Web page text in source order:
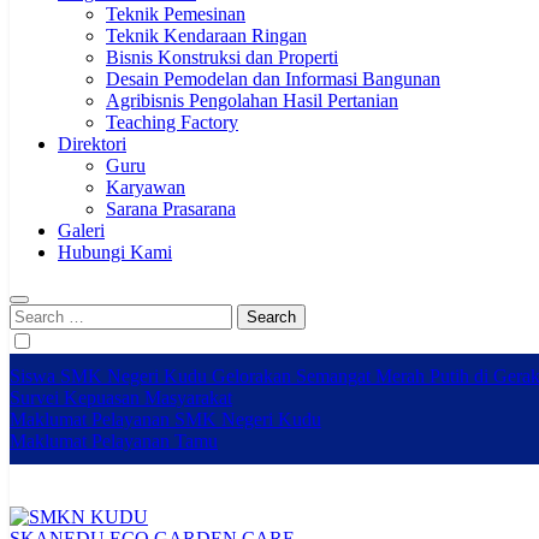
Teknik Pemesinan
Teknik Kendaraan Ringan
Bisnis Konstruksi dan Properti
Desain Pemodelan dan Informasi Bangunan
Agribisnis Pengolahan Hasil Pertanian
Teaching Factory
Direktori
Guru
Karyawan
Sarana Prasarana
Galeri
Hubungi Kami
Search
for:
Siswa SMK Negeri Kudu Gelorakan Semangat Merah Putih di
Survei Kepuasan Masyarakat
Maklumat Pelayanan SMK Negeri Kudu
Maklumat Pelayanan Tamu